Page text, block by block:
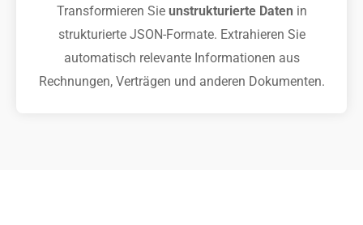
Transformieren Sie unstrukturierte Daten in
strukturierte JSON-Formate. Extrahieren Sie
automatisch relevante Informationen aus
Rechnungen, Verträgen und anderen Dokumenten.